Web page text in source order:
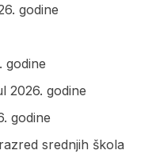
godine
godine
2026. godine
godine
srednjih škola